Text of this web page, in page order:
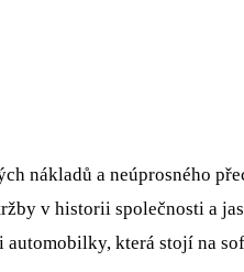
nákladů a neúprosného
v historii společnosti a
která stojí na